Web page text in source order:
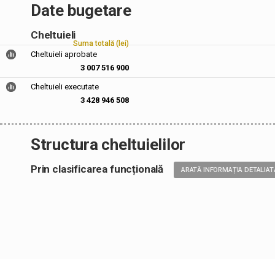
Date bugetare
Cheltuieli
Suma totală (lei)
Cheltuieli aprobate
3 007 516 900
Cheltuieli executate
3 428 946 508
Structura cheltuielilor
Prin clasificarea funcțională ARATĂ INFORMAȚIA